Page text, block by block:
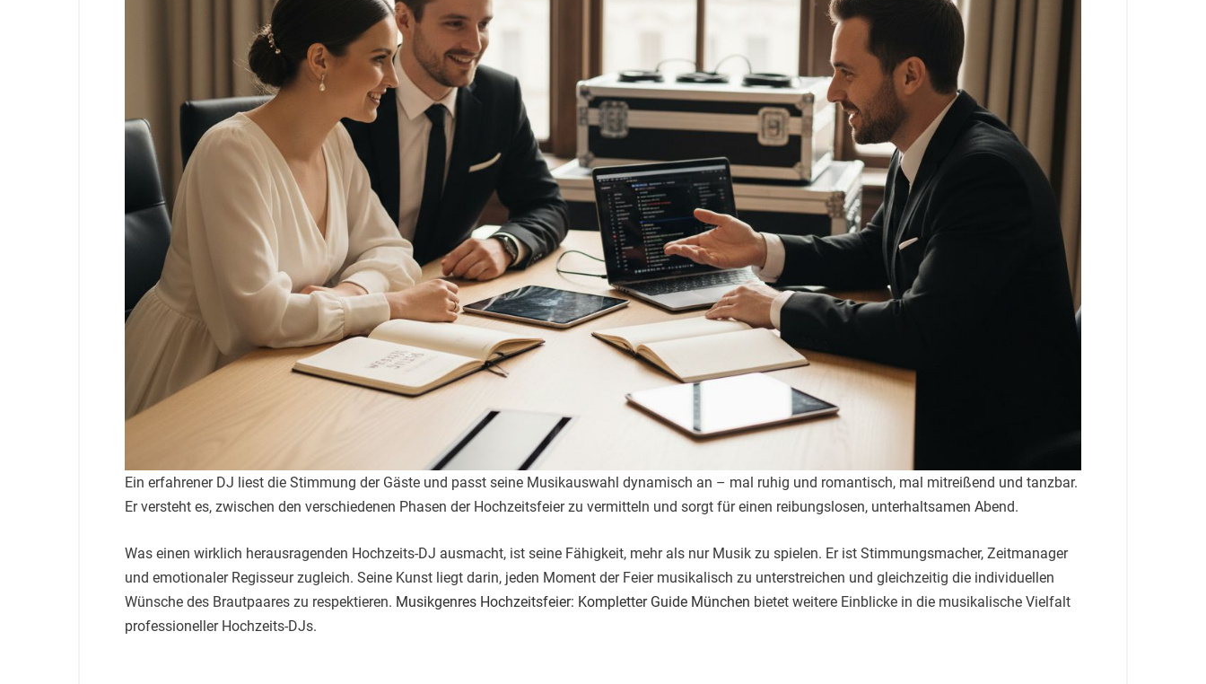
Ein erfahrener DJ liest die Stimmung der Gäste und passt seine Musikauswahl dynamisch an – mal ruhig und romantisch, mal mitreißend und tanzbar.
Er versteht es, zwischen den verschiedenen Phasen der Hochzeitsfeier zu vermitteln und sorgt für einen reibungslosen, unterhaltsamen Abend.
Was einen wirklich herausragenden Hochzeits-DJ ausmacht, ist seine Fähigkeit, mehr als nur Musik zu spielen. Er ist Stimmungsmacher, Zeitmanager
und emotionaler Regisseur zugleich. Seine Kunst liegt darin, jeden Moment der Feier musikalisch zu unterstreichen und gleichzeitig die individuellen
Wünsche des Brautpaares zu respektieren. Musikgenres Hochzeitsfeier: Kompletter Guide München bietet weitere Einblicke in die musikalische Vielfalt
professioneller Hochzeits-DJs.